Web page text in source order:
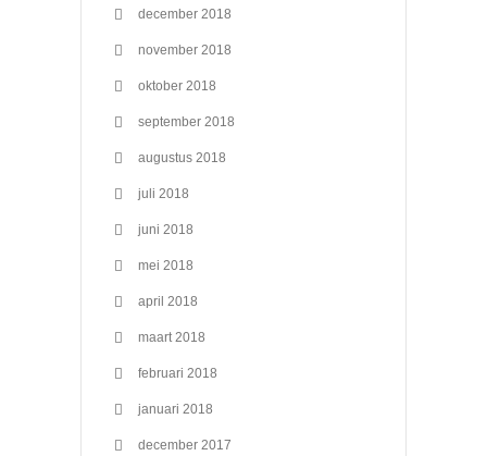
december 2018
november 2018
oktober 2018
september 2018
augustus 2018
juli 2018
juni 2018
mei 2018
april 2018
maart 2018
februari 2018
januari 2018
december 2017